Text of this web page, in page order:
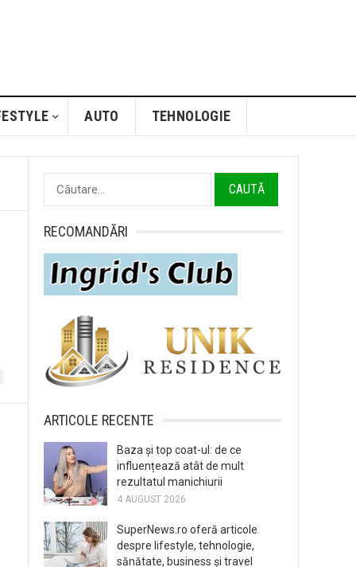
AUTO TEHNOLOGIE
Caută
după:
RECOMANDĂRI
ARTICOLE RECENTE
Baza și top coat-ul: de ce
influențează atât de mult
rezultatul manichiurii
4 AUGUST 2026
SuperNews.ro oferă articole
despre lifestyle, tehnologie,
sănătate, business și travel